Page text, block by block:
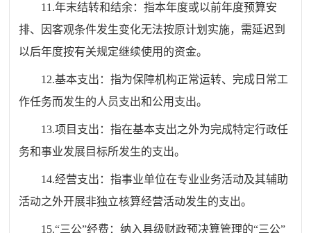
11.年末结转和结余：指本年度或以前年度预算安
排、因客观条件发生变化无法按原计划实施，需延迟到
以后年度按有关规定继续使用的资金。
12.基本支出：指为保障机构正常运转、完成日常工
作任务而发生的人员支出和公用支出。
13.项目支出：指在基本支出之外为完成特定行政任
务和事业发展目标所发生的支出。
14.经营支出：指事业单位在专业业务活动及其辅助
活动之外开展非独立核算经营活动发生的支出。
15.“三公”经费：纳入县级财政预决算管理的“三公”